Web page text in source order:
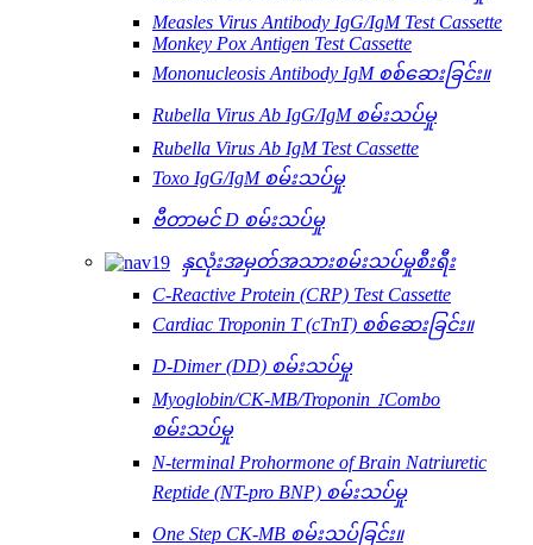
Measles Virus Antibody IgG/IgM Test Cassette
Monkey Pox Antigen Test Cassette
Mononucleosis Antibody IgM စစ်ဆေးခြင်း။
Rubella Virus Ab IgG/IgM စမ်းသပ်မှု
Rubella Virus Ab IgM Test Cassette
Toxo IgG/IgM စမ်းသပ်မှု
ဗီတာမင် D စမ်းသပ်မှု
နှလုံးအမှတ်အသားစမ်းသပ်မှုစီးရီး
C-Reactive Protein (CRP) Test Cassette
Cardiac Troponin T (cTnT) စစ်ဆေးခြင်း။
D-Dimer (DD) စမ်းသပ်မှု
Myoglobin/CK-MB/Troponin ⅠCombo
စမ်းသပ်မှု
N-terminal Prohormone of Brain Natriuretic
Reptide (NT-pro BNP) စမ်းသပ်မှု
One Step CK-MB စမ်းသပ်ခြင်း။